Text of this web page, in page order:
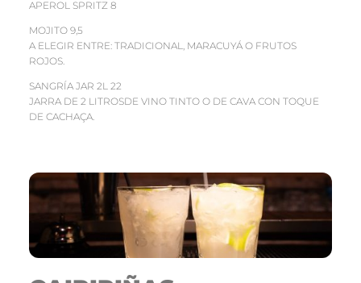
APEROL SPRITZ 8
MOJITO 9,5
A ELEGIR ENTRE: TRADICIONAL, MARACUYÁ O FRUTOS
ROJOS.
SANGRÍA JAR 2L 22
JARRA DE 2 LITROSDE VINO TINTO O DE CAVA CON TOQUE
DE CACHAÇA.